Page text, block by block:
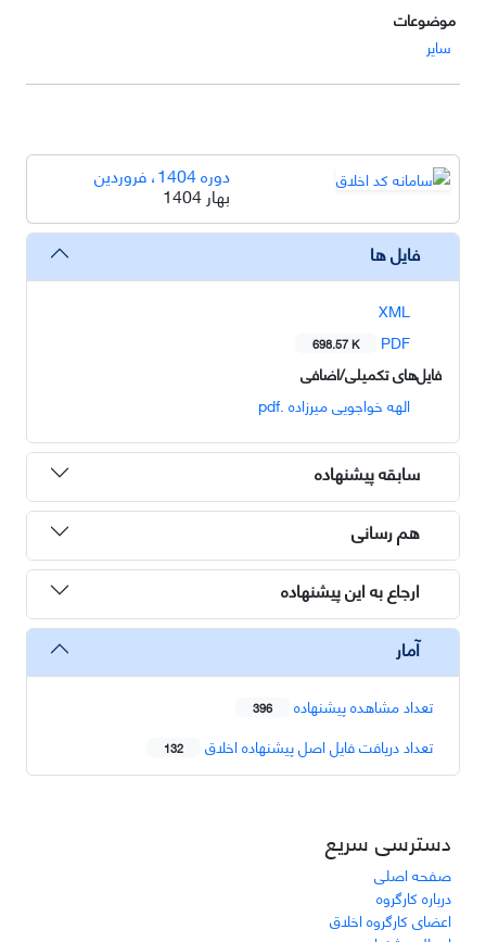
موضوعات
سایر
دوره 1404، فروردین
بهار 1404
فایل ها
XML
PDF
698.57 K
فایل‌های تکمیلی/اضافی
الهه خواجویی میرزاده .pdf
سابقه پیشنهاده
هم رسانی
ارجاع به این پیشنهاده
آمار
تعداد مشاهده پیشنهاده 396
تعداد دریافت فایل اصل پیشنهاده اخلاق 132
دسترسی سریع
صفحه اصلی
درباره کارگروه
اعضای کارگروه اخلاق